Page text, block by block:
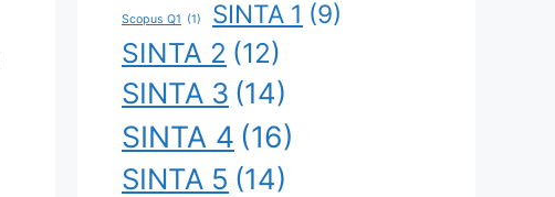
Scopus Q1 (1) SINTA 1 (9)
SINTA 2 (12)
SINTA 3 (14)
SINTA 4 (16)
SINTA 5 (14)